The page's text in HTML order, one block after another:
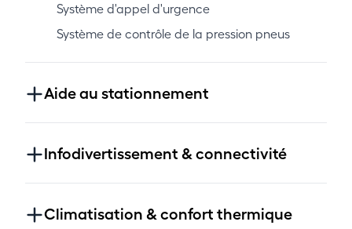
Système d'appel d'urgence
Système de contrôle de la pression pneus
Aide au stationnement
Infodivertissement & connectivité
Climatisation & confort thermique